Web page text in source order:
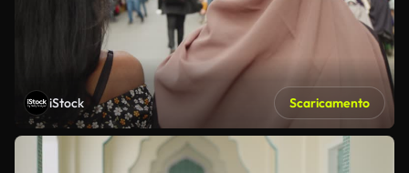
iStock Scaricamento